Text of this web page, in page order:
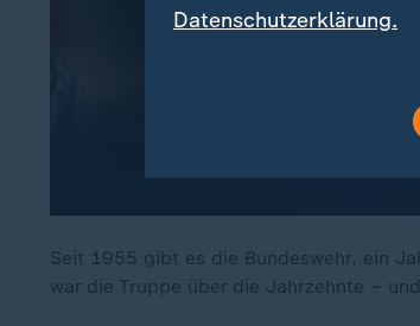
Seit 1955 gibt es die Bundeswehr, ein
war die Truppe über die Jahrzehnte –
Datenschutzerklärung.